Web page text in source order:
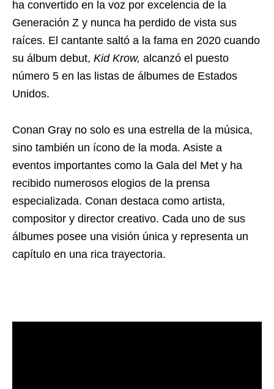
ha convertido en la voz por excelencia de la
Generación Z y nunca ha perdido de vista sus
raíces. El cantante saltó a la fama en 2020 cuando
su álbum debut, Kid Krow, alcanzó el puesto
número 5 en las listas de álbumes de Estados
Unidos.
Conan Gray no solo es una estrella de la música,
sino también un ícono de la moda. Asiste a
eventos importantes como la Gala del Met y ha
recibido numerosos elogios de la prensa
especializada. Conan destaca como artista,
compositor y director creativo. Cada uno de sus
álbumes posee una visión única y representa un
capítulo en una rica trayectoria.